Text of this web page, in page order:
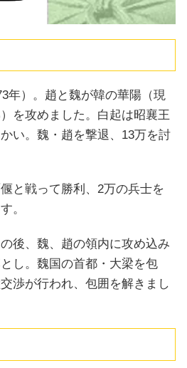
年）。趙と魏が韓の華陽（現
を攻めました。白起は昭襄王
い。魏・趙を撃退、13万を討
と戦って勝利、2万の兵士を
。
後、魏、趙の領内に攻め込み
し。魏国の首都・大梁を包
渉が行われ、包囲を解きまし